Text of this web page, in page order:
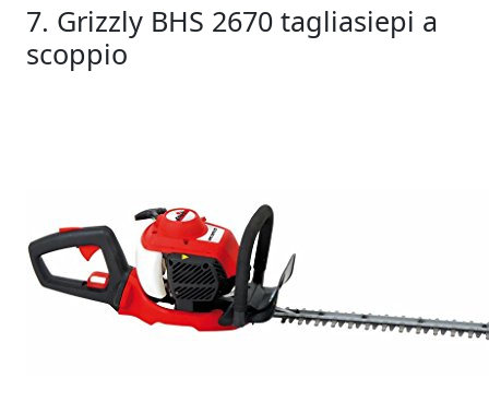
7. Grizzly BHS 2670 tagliasiepi a
scoppio